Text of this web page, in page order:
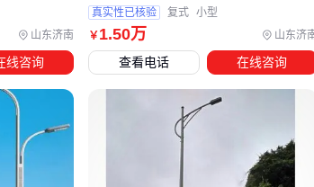
包括检测费、使用登记费等约2-3万元
加装电梯需要额外考虑：
费用
成本
山东济南
线咨询
￥1.50万 山东济
真实性已核验 复式 小型
查看电话 在线咨询